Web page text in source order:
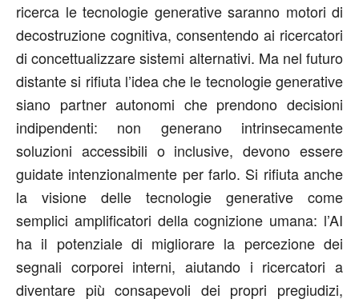
ricerca le tecnologie generative saranno motori di
decostruzione cognitiva, consentendo ai ricercatori
di concettualizzare sistemi alternativi. Ma nel futuro
distante si rifiuta l’idea che le tecnologie generative
siano partner autonomi che prendono decisioni
indipendenti: non generano intrinsecamente
soluzioni accessibili o inclusive, devono essere
guidate intenzionalmente per farlo. Si rifiuta anche
la visione delle tecnologie generative come
semplici amplificatori della cognizione umana: l’AI
ha il potenziale di migliorare la percezione dei
segnali corporei interni, aiutando i ricercatori a
diventare più consapevoli dei propri pregiudizi,